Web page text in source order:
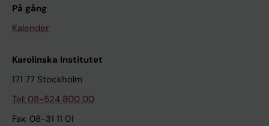
På gång
Kalender
Karolinska Institutet
171 77 Stockholm
Tel: 08-524 800 00
Fax: 08-31 11 01